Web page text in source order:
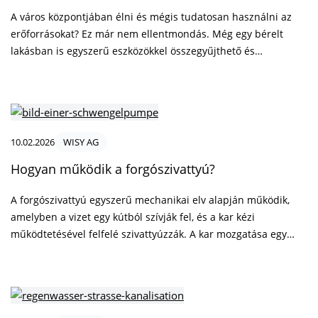
A város központjában élni és mégis tudatosan használni az
erőforrásokat? Ez már nem ellentmondás. Még egy bérelt
lakásban is egyszerű eszközökkel összegyűjthető és
modern rendszerek kiegészítéseként. Már apró intézkedések
is segítenek a víztakarékosságban, a környezet és a pénztárca
védelmében. Ezáltal a fenntartható viselkedés még kis
10.02.2026 WISY AG
Hogyan működik a forgószivattyú?
A forgószivattyú egyszerű mechanikai elv alapján működik,
amelyben a vizet egy kútból szívják fel, és a kar kézi
működtetésével felfelé szivattyúzzák. A kar mozgatása egy
fokozatosan felfelé húzza a vizet, elektromos áram vagy
elektronikus alkatrészek nélkül. A növekvő energiaköltségek